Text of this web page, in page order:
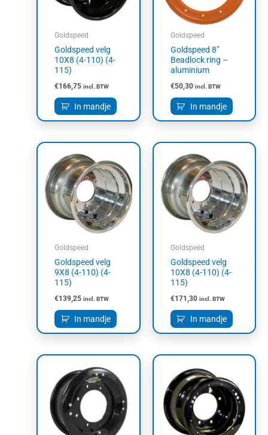
Goldspeed
Goldspeed velg
10X8 (4-110) (4-
115)
€166,75 incl. BTW
In mandje
Goldspeed
Goldspeed 8”
Beadlock ring –
aluminium
€50,30 incl. BTW
In mandje
Goldspeed
Goldspeed velg
9X8 (4-110) (4-
115)
€139,25 incl. BTW
In mandje
Goldspeed
Goldspeed velg
10X8 (4-110) (4-
115)
€171,30 incl. BTW
In mandje